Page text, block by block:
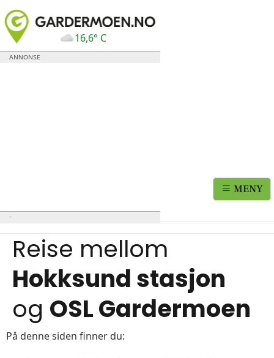
16,6° C
MENY
Reise mellom
Hokksund stasjon
og OSL Gardermoen
På denne siden finner du: